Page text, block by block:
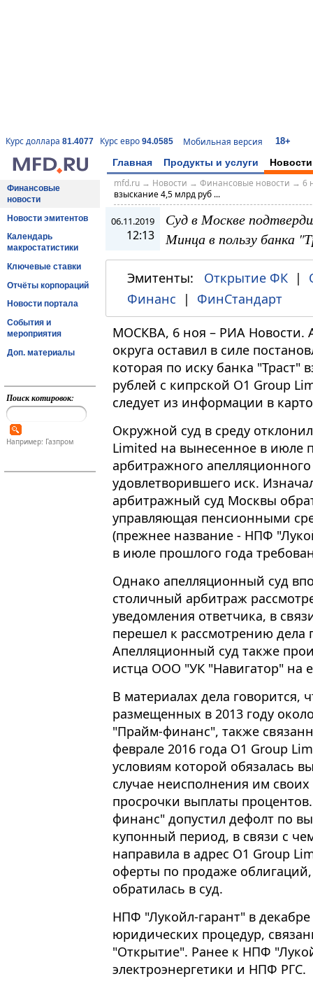
Курс доллара 81.4077 Курс евро 94.0585 Мобильная версия 18+
Главная Продукты и услуги Новости
Финансовые
новости
Новости эмитентов
Календарь
макростатистики
Ключевые ставки
Отчёты корпораций
Новости портала
События и
мероприятия
Доп. материалы
Поиск котировок:
Например: Газпром
mfd.ru→ Новости → Финансовые новости → 6
взыскание 4,5 млрд руб ...
06.11.2019
12:13
Суд в Москве
Минца в пользу банка
Эмитенты: Открытие ФК |
Финанс | ФинСтандарт
МОСКВА, 6 ноя – РИА Новости.
округа оставил в силе
которая по иску банка "Траст"
рублей с кипрской O1 Group
следует из информации в
Окружной суд в среду
Limited на вынесенное в июле
арбитражного
удовлетворившего иск​​​.
арбитражный суд Москвы
управляющая пенсионными
(прежнее название - НПФ
в июле прошлого года
Однако апелляционный суд
столичный арбитраж
уведомления ответчика, в
перешел к рассмотрению
Апелляционный суд также
истца ООО "УК "Навигатор" на
В материалах дела говорится,
размещенных в 2013 году
"Прайм-финанс", также
феврале 2016 года O1 Group
условиям которой обязалась
случае неисполнения им своих
просрочки выплаты
финанс" допустил дефолт по
купонный период, в связи с
направила в адрес O1 Group
оферты по продаже
обратилась в суд.
НПФ "Лукойл-гарант" в
юридических процедур,
"Открытие". Ранее к НПФ
электроэнергетики и НПФ РГС.